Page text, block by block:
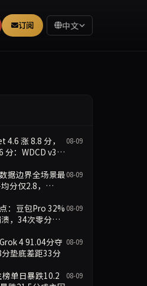
订阅 中文
4.6 涨 8.8 分，
分：WDCD v3.1
08-09
据边界全场景最
分仅2.8，
08-09
：豆包Pro 32%
，34次零分暴
08-09
4 91.04分夺
垫底差距33分
08-09
单日暴跌10.2
08-09